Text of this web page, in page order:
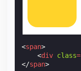
<span>
<div class=
</span>